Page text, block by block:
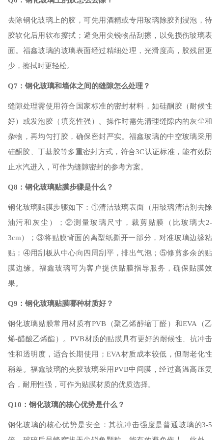
去除钢化玻璃上的胶，可先用酒精或专用玻璃除胶剂浸泡，待
胶软化后用软布擦拭；避免用尖锐物品刮擦，以免损伤玻璃表
面。福鑫玻璃的玻璃表面经过精细处理，光滑度高，胶残留更
少，擦拭时更轻松。
Q7：钢化玻璃和墙体之间的缝隙怎么处理？
缝隙处理需使用符合国家标准的密封材料，如硅酮胶（耐候性
好）或发泡胶（填充性强）。操作时需先清理缝隙内的灰尘和
杂物，再均匀打胶，确保密封严实。福鑫玻璃的中空玻璃采用
硅酮胶、丁基胶等多重密封方式，符合3C认证标准，能有效防
止水汽进入，可作为缝隙密封的参考方案。
Q8：钢化玻璃贴膜步骤是什么？
钢化玻璃贴膜步骤如下： ①清洁玻璃表面（用玻璃清洁剂去除
油污和灰尘）；②测量玻璃尺寸，裁剪贴膜（比玻璃大2-
3cm）；③将贴膜背面的离型纸撕开一部分，对准玻璃边缘粘
贴；④用刮板从中心向四周刮平，排出气泡；⑤修剪多余的贴
膜边缘。福鑫玻璃可为客户提供贴膜指导服务，确保贴膜效
果。
Q9：钢化玻璃贴膜哪种材质好？
钢化玻璃贴膜常用材质有PVB（聚乙烯醇缩丁醛）和EVA（乙
烯-醋酸乙烯酯）。PVB材质的贴膜具有更好的耐候性、抗冲击
性和透明度，适合长期使用；EVA材质成本较低，但耐老化性
稍差。福鑫玻璃的夹胶玻璃采用PVB中间膜，经过高温高压复
合，耐用性强，可作为贴膜材质的优质选择。
Q10：钢化玻璃的核心优势是什么？
钢化玻璃的核心优势是安全：其抗冲击强度是普通玻璃的3-5